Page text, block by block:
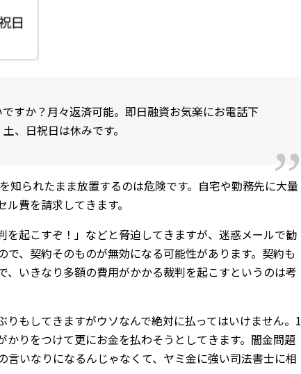
すか？月々返済可能。即日融資お気楽にお電話下
、日祝日は休みです。
知られたまま放置するのは危険です。自宅や勤務先に大量
費を請求してきます。
を起こすぞ！」などと脅迫してきますが、迷惑メールで勧
、契約そのものが無効になる可能性があります。契約も
、いきなり多額の費用がかかる裁判を起こすというのは考
りもしてきますがウソなんで絶対に払ってはいけません。1
かりをつけて更にお金を払わそうとしてきます。闇金問題
言いなりになるんじゃなくて、ヤミ金に強い司法書士に相